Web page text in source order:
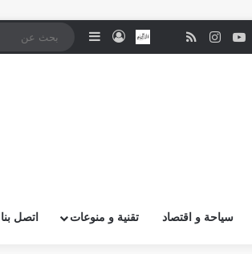
‫YouTube
انستقرامملخص الموقع RSS
نبض اتصل بــنـا
تسجيل الدخول
إضافة عمود جانبي
سياحة و اقتصاد تقنية و منوعات اتصل بنا